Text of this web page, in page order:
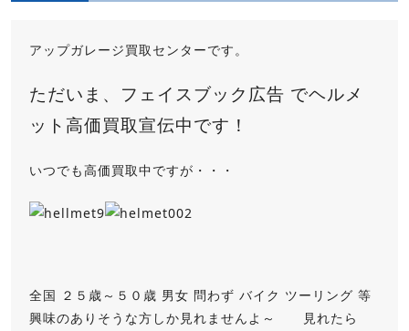
アップガレージ買取センターです。
ただいま、フェイスブック広告 でヘルメ
ット高価買取宣伝中です！
いつでも高価買取中ですが・・・
全国 ２５歳～５０歳 男女 問わず バイク ツーリング 等
興味のありそうな方しか見れませんよ～ 見れたら